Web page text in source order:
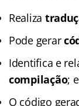
Realiza
Pode gerar
Identifica e
compilação; e
O código